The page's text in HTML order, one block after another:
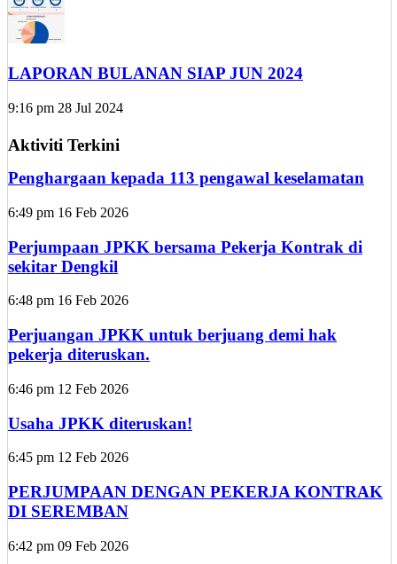
LAPORAN BULANAN SIAP JUN 2024
9:16 pm 28 Jul 2024
Aktiviti Terkini
Penghargaan kepada 113 pengawal keselamatan
6:49 pm 16 Feb 2026
Perjumpaan JPKK bersama Pekerja Kontrak di
sekitar Dengkil
6:48 pm 16 Feb 2026
Perjuangan JPKK untuk berjuang demi hak
pekerja diteruskan.
6:46 pm 12 Feb 2026
Usaha JPKK diteruskan!
6:45 pm 12 Feb 2026
PERJUMPAAN DENGAN PEKERJA KONTRAK
DI SEREMBAN
6:42 pm 09 Feb 2026